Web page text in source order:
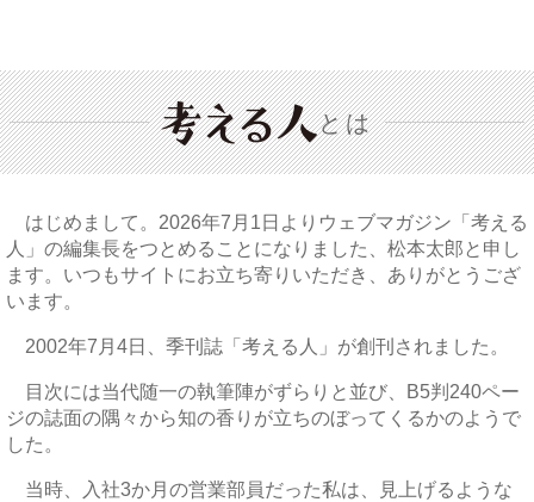
とは
はじめまして。2026年7月1日よりウェブマガジン「考える
人」の編集長をつとめることになりました、松本太郎と申し
ます。いつもサイトにお立ち寄りいただき、ありがとうござ
います。
2002年7月4日、季刊誌「考える人」が創刊されました。
目次には当代随一の執筆陣がずらりと並び、B5判240ペー
ジの誌面の隅々から知の香りが立ちのぼってくるかのようで
した。
当時、入社3か月の営業部員だった私は、見上げるような